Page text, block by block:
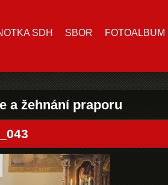
SDH SBOR FOTOALBUM
a žehnání praporu